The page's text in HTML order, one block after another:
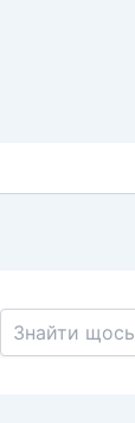
Пошук по сайту